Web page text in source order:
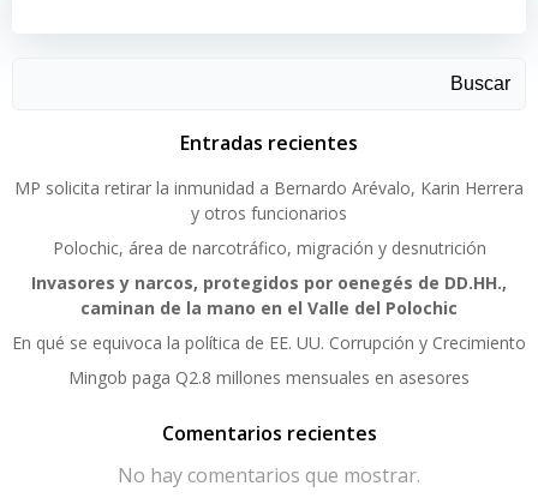
Buscar
Entradas recientes
MP solicita retirar la inmunidad a Bernardo Arévalo, Karin Herrera
y otros funcionarios
Polochic, área de narcotráfico, migración y desnutrición
Invasores y narcos, protegidos por oenegés de DD.HH.,
caminan de la mano en el Valle del Polochic
En qué se equivoca la política de EE. UU. Corrupción y Crecimiento
Mingob paga Q2.8 millones mensuales en asesores
Comentarios recientes
No hay comentarios que mostrar.